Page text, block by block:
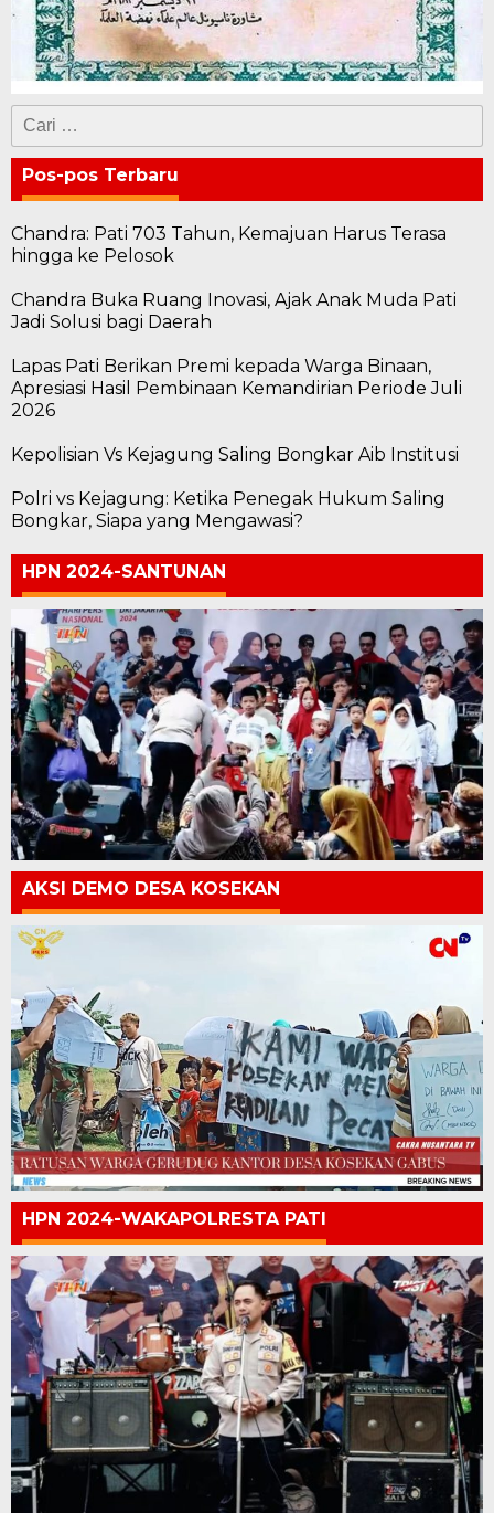
Cari
untuk:
Pos-pos Terbaru
Chandra: Pati 703 Tahun, Kemajuan Harus Terasa
hingga ke Pelosok
Chandra Buka Ruang Inovasi, Ajak Anak Muda Pati
Jadi Solusi bagi Daerah
Lapas Pati Berikan Premi kepada Warga Binaan,
Apresiasi Hasil Pembinaan Kemandirian Periode Juli
2026
Kepolisian Vs Kejagung Saling Bongkar Aib Institusi
Polri vs Kejagung: Ketika Penegak Hukum Saling
Bongkar, Siapa yang Mengawasi?
HPN 2024-SANTUNAN
AKSI DEMO DESA KOSEKAN
HPN 2024-WAKAPOLRESTA PATI